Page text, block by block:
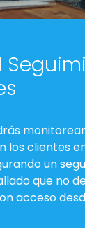
los clientes
un
que no
acceso